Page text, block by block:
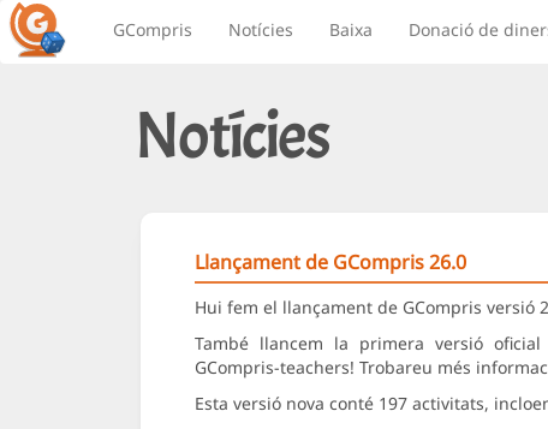
GCompris Notícies Baixa Donació de
Notícies
Llançament de GCompris 26.0
Hui fem el llançament de GCompris versió
També llancem la primera versió
GCompris-teachers! Trobareu més
Esta versió nova conté 197 activitats,